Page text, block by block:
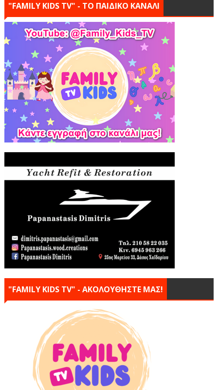
"FAMILY KIDS TV" - ΤΟ ΠΑΙΔΙΚΟ ΚΑΝΑΛΙ
"FAMILY KIDS TV" - ΑΚΟΛΟΥΘΗΣΤΕ ΜΑΣ!